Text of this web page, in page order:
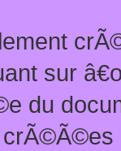
sur
du